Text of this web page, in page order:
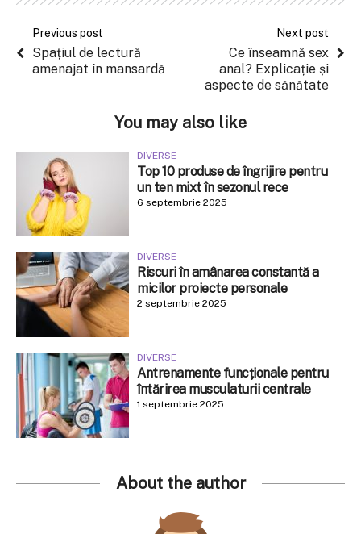
Previous post
Spațiul de lectură
amenajat în mansardă
Next post
Ce înseamnă sex
anal? Explicație și
aspecte de sănătate
You may also like
DIVERSE
Top 10 produse de îngrijire pentru
un ten mixt în sezonul rece
6 septembrie 2025
DIVERSE
Riscuri în amânarea constantă a
micilor proiecte personale
2 septembrie 2025
DIVERSE
Antrenamente funcționale pentru
întărirea musculaturii centrale
1 septembrie 2025
About the author